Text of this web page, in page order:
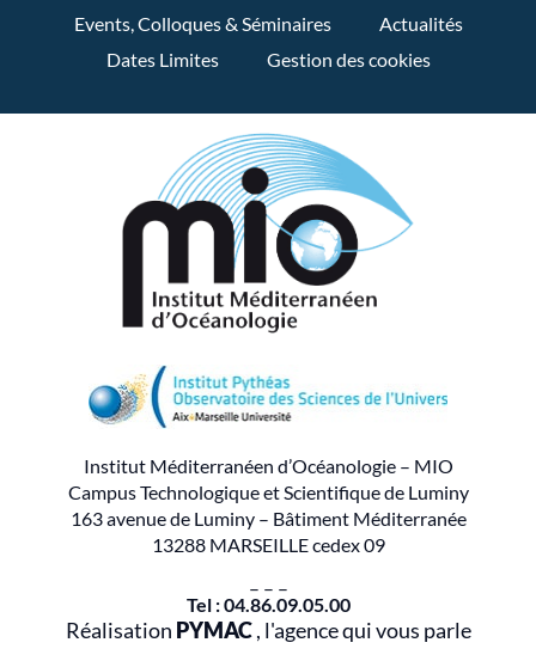
Events, Colloques & Séminaires
Actualités
Dates Limites
Gestion des cookies
Institut Méditerranéen d’Océanologie – MIO
Campus Technologique et Scientifique de Luminy
163 avenue de Luminy – Bâtiment Méditerranée
13288 MARSEILLE cedex 09
– – –
Tel : 04.86.09.05.00
Réalisation PYMAC, l'agence qui vous parle